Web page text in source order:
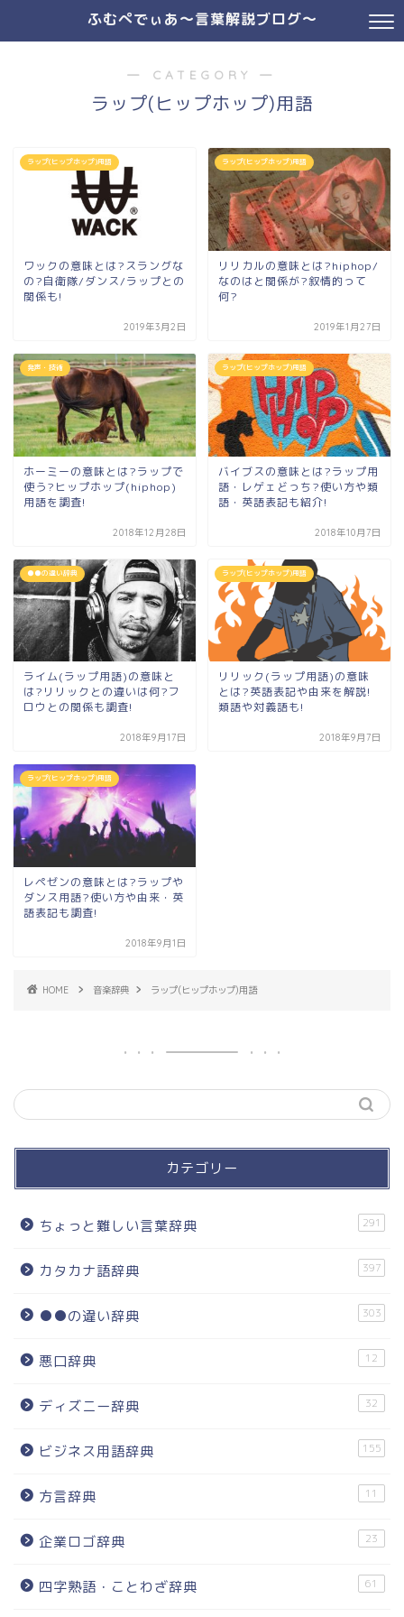
ふむぺでぃあ～言葉解説ブログ～
― CATEGORY ―
ラップ(ヒップホップ)用語
ラップ(ヒップホップ)用語
ワックの意味とは?スラングな
の?自衛隊/ダンス/ラップとの
関係も!
2019年3月2日
ラップ(ヒップホップ)用語
リリカルの意味とは?hiphop/
なのはと関係が?叙情的って
何?
2019年1月27日
発声・技術
ホーミーの意味とは?ラップで
使う?ヒップホップ(hiphop)
用語を調査!
2018年12月28日
ラップ(ヒップホップ)用語
バイブスの意味とは?ラップ用
語・レゲェどっち?使い方や類
語・英語表記も紹介!
2018年10月7日
●●の違い辞典
ライム(ラップ用語)の意味と
は?リリックとの違いは何?フ
ロウとの関係も調査!
2018年9月17日
ラップ(ヒップホップ)用語
リリック(ラップ用語)の意味
とは?英語表記や由来を解説!
類語や対義語も!
2018年9月7日
ラップ(ヒップホップ)用語
レペゼンの意味とは?ラップや
ダンス用語?使い方や由来・英
語表記も調査!
2018年9月1日
HOME 音楽辞典 ラップ(ヒップホップ)用語
カテゴリー
ちょっと難しい言葉辞典 291
カタカナ語辞典 397
●●の違い辞典 303
悪口辞典 12
ディズニー辞典 32
ビジネス用語辞典 155
方言辞典 11
企業ロゴ辞典 23
四字熟語・ことわざ辞典 61